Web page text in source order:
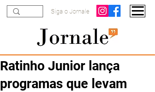
Siga o Jornale
Ratinho Junior lança
programas que levam